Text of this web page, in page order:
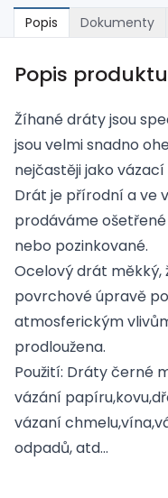
Popis Dokumenty
Popis produktu
Žíhané dráty jsou
jsou velmi snadno
nejčastěji jako
Drát je přírodní a ve
prodáváme
nebo pozinkované.
Ocelový drát měkký,
povrchové úpravě
atmosferickým
prodloužena.
Použití: Dráty černé
vázání
vázaní
odpadů, atd…